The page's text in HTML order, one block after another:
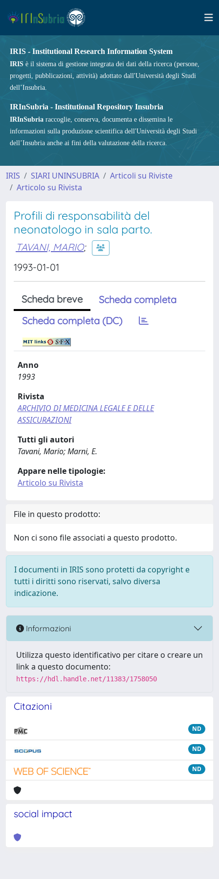
IRIS - Institutional Research Information System
IRIS è il sistema di gestione integrata dei dati della ricerca (persone,
progetti, pubblicazioni, attività) adottato dall'Università degli Studi
dell’Insubria.
IRInSubria - Institutional Repository Insubria
IRInSubria raccoglie, conserva, documenta e dissemina le
informazioni sulla produzione scientifica dell'Università degli Studi
dell’Insubria anche ai fini della valutazione della ricerca.
IRIS SIARI UNINSUBRIA
Articoli su Riviste
Articolo su Rivista
Profili di responsabilità del
neonatologo in sala parto.
TAVANI, MARIO;
1993-01-01
Scheda breve
Scheda completa
Scheda completa (DC)
Anno
1993
Rivista
ARCHIVIO DI MEDICINA LEGALE E DELLE
ASSICURAZIONI
Tutti gli autori
Tavani, Mario; Marni, E.
Appare nelle tipologie:
Articolo su Rivista
File in questo prodotto:
Non ci sono file associati a questo prodotto.
I documenti in IRIS sono protetti da copyright e
tutti i diritti sono riservati, salvo diversa
indicazione.
Informazioni
Utilizza questo identificativo per citare o creare un
link a questo documento:
https://hdl.handle.net/11383/1758050
Citazioni
ND
ND
ND
social impact